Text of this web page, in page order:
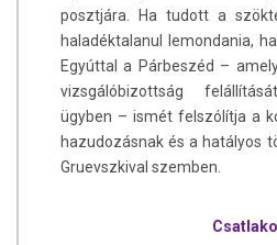
posztjára. Ha tudott a
haladéktalanul lemondania,
Egyúttal a Párbeszéd –
vizsgálóbizottság
ügyben – ismét felszólítja a
hazudozásnak és a hatályos
Gruevszkival szemben.